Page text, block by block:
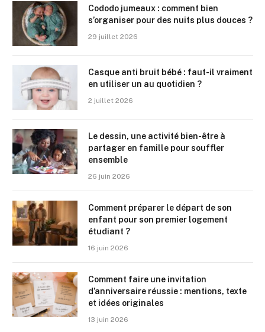
Cododo jumeaux : comment bien
s’organiser pour des nuits plus douces ?
29 juillet 2026
Casque anti bruit bébé : faut-il vraiment
en utiliser un au quotidien ?
2 juillet 2026
Le dessin, une activité bien-être à
partager en famille pour souffler
ensemble
26 juin 2026
Comment préparer le départ de son
enfant pour son premier logement
étudiant ?
16 juin 2026
Comment faire une invitation
d’anniversaire réussie : mentions, texte
et idées originales
13 juin 2026